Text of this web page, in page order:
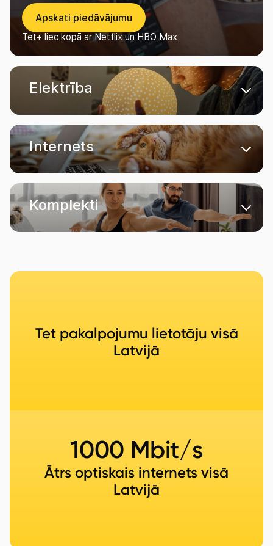
Apskati piedāvājumu
Tet+ liec kopā ar Netflix un HBO Max
Elektrība
Internets
Komplekti
Tet pakalpojumu lietotāju visā
Latvijā
1000 Mbit/s
Ātrs optiskais internets visā
Latvijā